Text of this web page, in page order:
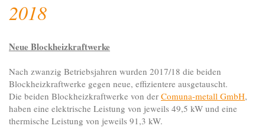
2018
Neue Blockheizkraftwerke
Nach zwanzig Betriebsjahren wurden 2017/18 die beiden
Blockheizkraftwerke gegen neue, effizientere ausgetauscht.
Die beiden Blockheizkraftwerke von der Comuna-metall GmbH,
haben eine elektrische Leistung von jeweils 49,5 kW und eine
thermische Leistung von jeweils 91,3 kW.